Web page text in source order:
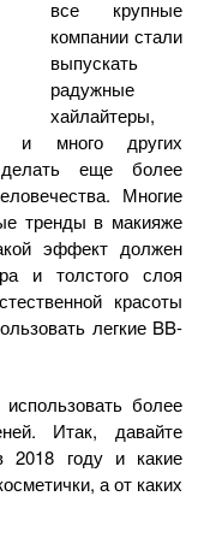
все крупные
компании стали
выпускать
радужные
хайлайтеры,
и много других
еще более
Многие
тренды в макияже
эффект должен
и толстого слоя
красоты
легкие BB-
более
Итак, давайте
2018 году и какие
а от каких